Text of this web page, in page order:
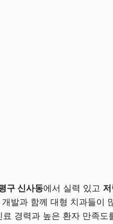
구 신사동에서 실력 있고
발과 함께 대형 치과들이
경력과 높은 환자 만족도